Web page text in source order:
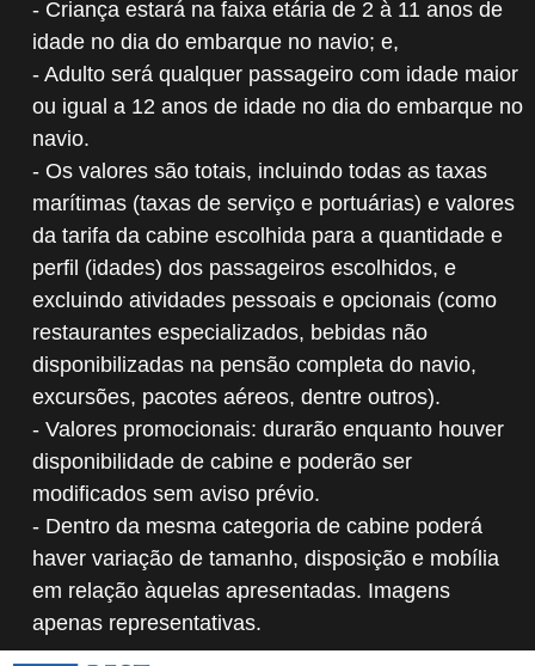
- Criança estará na faixa etária de 2 à 11 anos de
idade no dia do embarque no navio; e,
- Adulto será qualquer passageiro com idade maior
ou igual a 12 anos de idade no dia do embarque no
navio.
- Os valores são totais, incluindo todas as taxas
marítimas (taxas de serviço e portuárias) e valores
da tarifa da cabine escolhida para a quantidade e
perfil (idades) dos passageiros escolhidos, e
excluindo atividades pessoais e opcionais (como
restaurantes especializados, bebidas não
disponibilizadas na pensão completa do navio,
excursões, pacotes aéreos, dentre outros).
- Valores promocionais: durarão enquanto houver
disponibilidade de cabine e poderão ser
modificados sem aviso prévio.
- Dentro da mesma categoria de cabine poderá
haver variação de tamanho, disposição e mobília
em relação àquelas apresentadas. Imagens
apenas representativas.